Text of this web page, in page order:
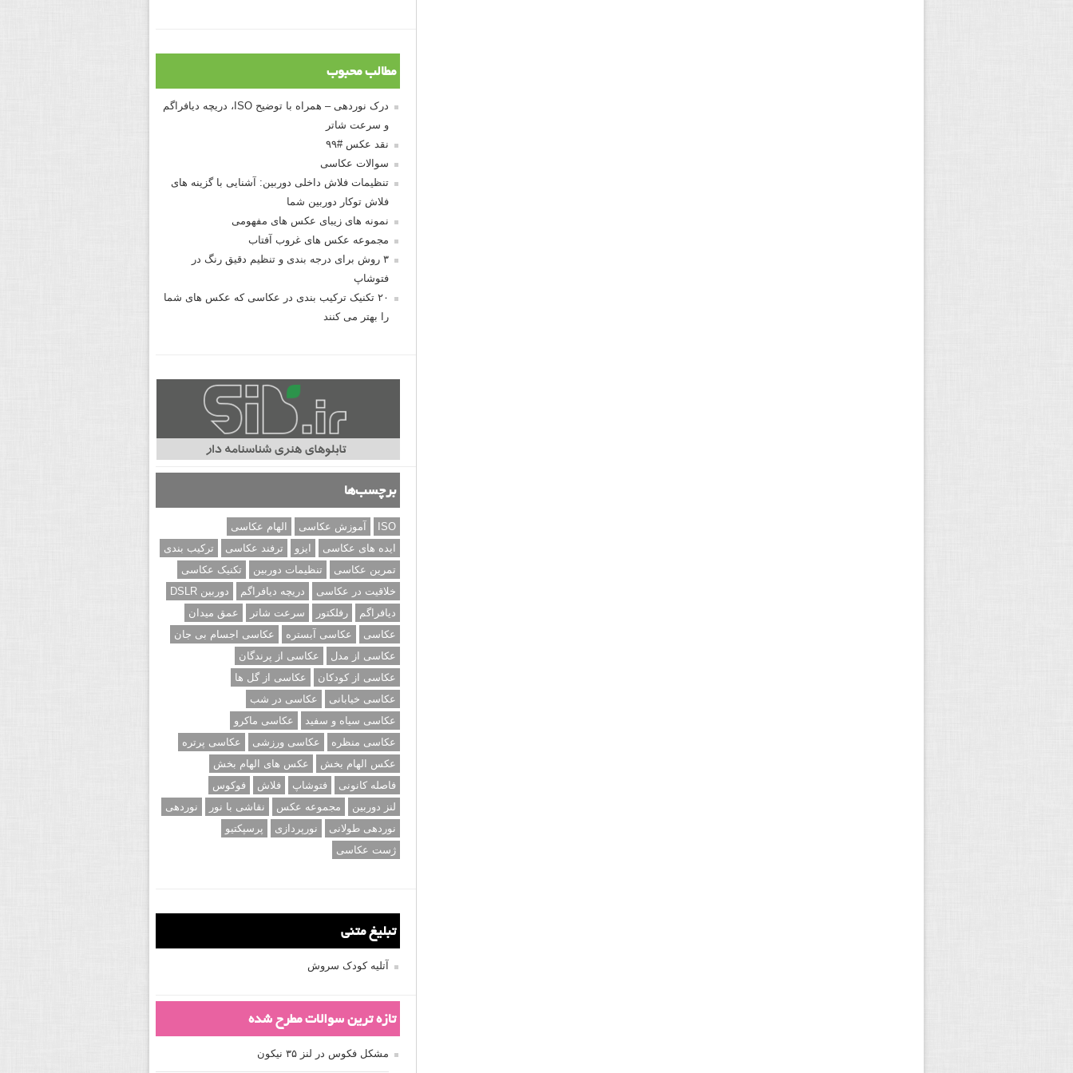
مطالب محبوب
درک نوردهی – همراه با توضیح ISO، دریچه دیافراگم
و سرعت شاتر
نقد عکس #۹۹
سوالات عکاسی
تنظیمات فلاش داخلی دوربین: آشنایی با گزینه های
فلاش توکار دوربین شما
نمونه های زیبای عکس های مفهومی
مجموعه عکس های غروب آفتاب
۳ روش برای درجه بندی و تنظیم دقیق رنگ در
فتوشاپ
۲۰ تکنیک ترکیب بندی در عکاسی که عکس های شما
را بهتر می کنند
برچسب‌ها
ISO آموزش عکاسی
الهام عکاسی
ایده های عکاسی
ایزو ترفند عکاسی
ترکیب بندی
تمرین عکاسی
تنظیمات دوربین
تکنیک عکاسی
خلاقیت در عکاسی
دریچه دیافراگم
دوربین DSLR
دیافراگم
رفلکتور سرعت شاتر
عمق میدان
عکاسی
عکاسی آبستره
عکاسی اجسام بی جان
عکاسی از مدل
عکاسی از پرندگان
عکاسی از کودکان
عکاسی از گل ها
عکاسی خیابانی
عکاسی در شب
عکاسی سیاه و سفید
عکاسی ماکرو
عکاسی منظره
عکاسی ورزشی
عکاسی پرتره
عکس الهام بخش
عکس های الهام بخش
فاصله کانونی
فتوشاپ فلاش
فوکوس
لنز دوربین
مجموعه عکس نقاشی با نور
نوردهی
نوردهی طولانی
نورپردازی
پرسپکتیو
ژست عکاسی
تبلیغ متنی
آتلیه کودک سروش
تازه ترین سوالات مطرح شده
مشکل فکوس در لنز ۳۵ نیکون